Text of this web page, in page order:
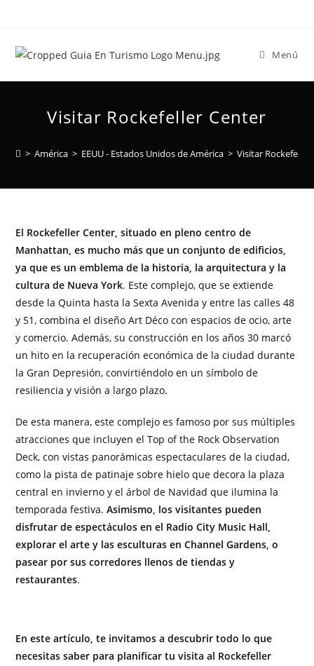
Menú
Visitar Rockefeller Center
> América > EEUU - Estados Unidos de América > Visitar Rockefeller
El Rockefeller Center, situado en pleno centro de
Manhattan, es mucho más que un conjunto de edificios,
ya que es un emblema de la historia, la arquitectura y la
cultura de Nueva York. Este complejo, que se extiende
desde la Quinta hasta la Sexta Avenida y entre las calles 48
y 51, combina el diseño Art Déco con espacios de ocio, arte
y comercio. Además, su construcción en los años 30 marcó
un hito en la recuperación económica de la ciudad durante
la Gran Depresión, convirtiéndolo en un símbolo de
resiliencia y visión a largo plazo.
De esta manera, este complejo es famoso por sus múltiples
atracciones que incluyen el Top of the Rock Observation
Deck, con vistas panorámicas espectaculares de la ciudad,
como la pista de patinaje sobre hielo que decora la plaza
central en invierno y el árbol de Navidad que ilumina la
temporada festiva.Asimismo, los visitantes pueden
disfrutar de espectáculos en el Radio City Music Hall,
explorar el arte y las esculturas en Channel Gardens, o
pasear por sus corredores llenos de tiendas y
restaurantes.
En este artículo, te invitamos a descubrir todo lo que
necesitas saber para planificar tu visita al Rockefeller